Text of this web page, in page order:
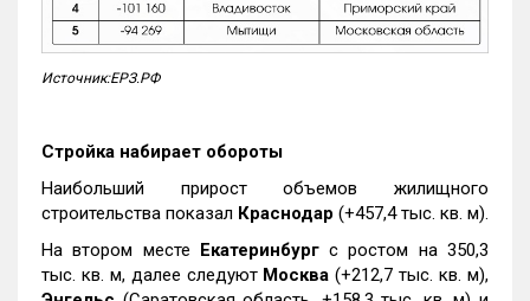
Источник:ЕРЗ.РФ
Стройка набирает обороты
Наибольший прирост объемов жилищного
строительства показал Краснодар (+457,4 тыс. кв. м).
На втором месте Екатеринбургс ростом на 350,3
тыс. кв. м, далее следуют Москва (+212,7 тыс. кв. м),